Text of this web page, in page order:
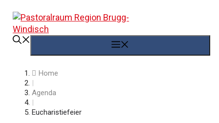
zum
Inhalt
Home
|
Agenda
|
Eucharistiefeier